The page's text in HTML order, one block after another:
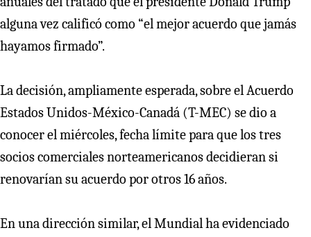
alguna vez calificó como “el mejor acuerdo que jamás
hayamos firmado”.
La decisión, ampliamente esperada, sobre el Acuerdo
Estados Unidos-México-Canadá (T-MEC) se dio a
conocer el miércoles, fecha límite para que los tres
socios comerciales norteamericanos decidieran si
renovarían su acuerdo por otros 16 años.
En una dirección similar, el Mundial ha evidenciado